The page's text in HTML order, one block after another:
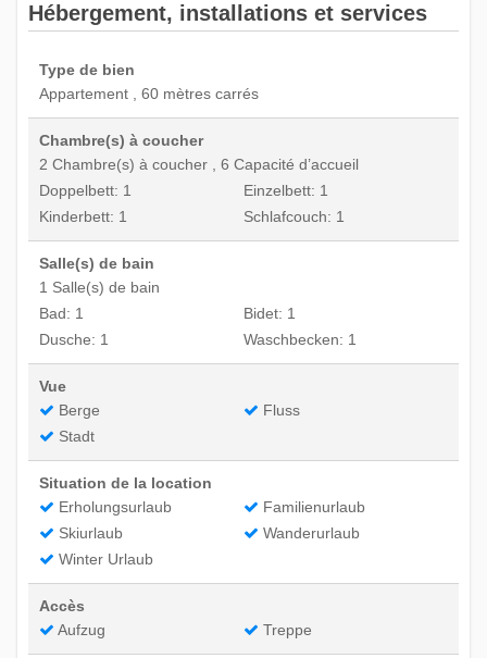
Hébergement, installations et services
Type de bien
Appartement , 60 mètres carrés
Chambre(s) à coucher
2 Chambre(s) à coucher , 6 Capacité d’accueil
Doppelbett: 1
Einzelbett: 1
Kinderbett: 1
Schlafcouch: 1
Salle(s) de bain
1 Salle(s) de bain
Bad: 1
Bidet: 1
Dusche: 1
Waschbecken: 1
Vue
Berge
Fluss
Stadt
Situation de la location
Erholungsurlaub
Familienurlaub
Skiurlaub
Wanderurlaub
Winter Urlaub
Accès
Aufzug
Treppe